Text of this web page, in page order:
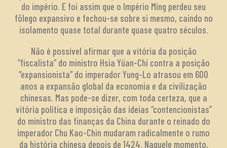
do império. E foi assim que o Império Ming perdeu seu
fôlego expansivo e fechou-se sobre si mesmo, caindo no
isolamento quase total durante quase quatro séculos.
Não é possível afirmar que a vitória da posição
“fiscalista” do ministro Hsia Yüan-Chi contra a posição
“expansionista” do imperador Yung-Lo atrasou em 600
anos a expansão global da economia e da civilização
chinesas. Mas pode-se dizer, com toda certeza, que a
vitória política e imposição das ideias “contencionistas”
do ministro das finanças da China durante o reinado do
imperador Chu Kao-Chin mudaram radicalmente o rumo
da história chinesa depois de 1424. Naquele momento,